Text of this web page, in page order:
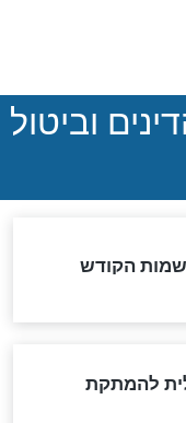
את הקץ?